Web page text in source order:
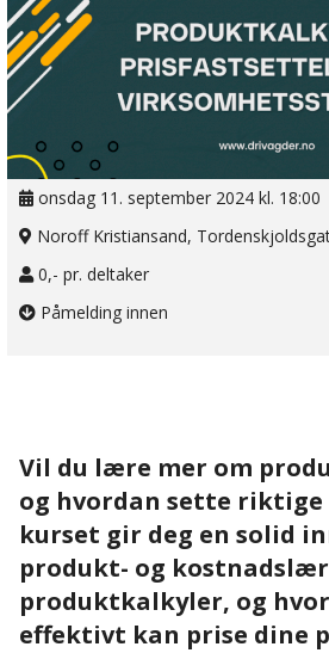
onsdag 11. september 2024 kl. 18:00
Noroff Kristiansand,
0,- pr. deltaker
Påmelding innen
Vil du lære mer om
og hvordan sette riktige
kurset gir deg en solid
produkt- og
produktkalkyler, og
effektivt kan prise dine